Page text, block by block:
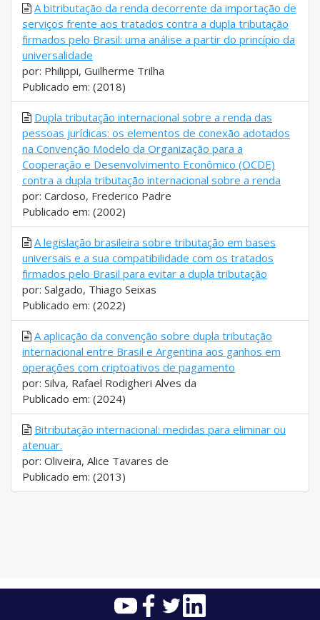
A bitributação da renda decorrente da importação de
serviços frente aos tratados contra a dupla tributação
firmados pelo Brasil: uma análise a partir do princípio da
universalidade
por: Philippi, Guilherme Trilha
Publicado em: (2018)
Dupla tributação internacional sobre a renda das
pessoas jurídicas: os elementos de conexão adotados
na Convenção Modelo da Organização para a
Cooperação e Desenvolvimento Econômico (OCDE)
contra a dupla tributação internacional sobre a renda
por: Cardoso, Frederico Padre
Publicado em: (2002)
A legislação brasileira sobre tributação em bases
universais e a sua compatibilidade com os tratados
firmados pelo Brasil para evitar a dupla tributação
por: Salgado, Thiago Seixas
Publicado em: (2022)
A aplicação da convenção sobre dupla tributação
internacional entre Brasil e Argentina aos ganhos em
operações com criptoativos de pagamento
por: Silva, Rafael Rodigheri Alves da
Publicado em: (2024)
Bitributação internacional: medidas para eliminar ou
atenuar.
por: Oliveira, Alice Tavares de
Publicado em: (2013)